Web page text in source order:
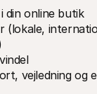
din online butik
(lokale,
vejledning og